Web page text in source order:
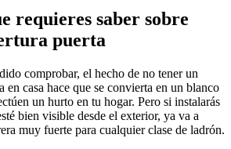
requieres saber sobre
puerta
comprobar, el hecho de no tener un
en casa hace que se convierta en un blanco
un hurto en tu hogar. Pero si instalarás
bien visible desde el exterior, ya va a
muy fuerte para cualquier clase de ladrón.